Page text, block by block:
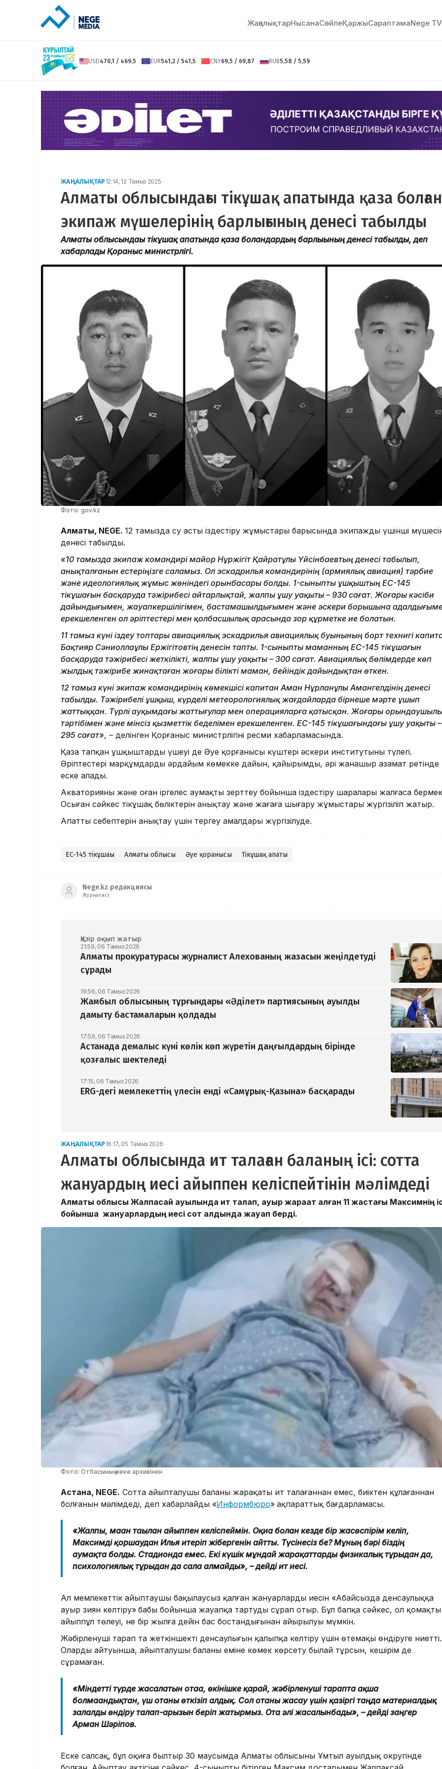
ЖаңалықтарНысанаСөйлeҚаржыСараптамаNege TV
USD470,1 / 469,5 EUR541,2 / 541,5 CNY69,5 / 69,87 RUB5,58 / 5,59
ЖАҢАЛЫҚТАР 12:14, 12 Тамыз 2025
Алматы облысындағы тікұшақ апатында қаза болған
экипаж мүшелерінің барлығының денесі табылды
Алматы облысындағы тікұшақ апатында қаза болғандардың барлығының денесі табылды, деп
хабарлады Қорғаныс министрлігі.
Фото: gov.kz
Алматы, NEGE. 12 тамызда су асты іздестіру жұмыстары барысында экипаждың үшінші
денесі табылды.
«10 тамызда экипаж командирі майор Нұржігіт Қайратұлы Үйсінбаевтың денесі табылып,
анықталғанын естеріңізге саламыз. Ол эскадрилья командирінің (армиялық авиация) тәрбие
және идеологиялық жұмыс жөніндегі орынбасары болды. 1-сыныпты ұшқыштың EC-145
тікұшағын басқаруда тәжірибесі айтарлықтай, жалпы ұшу уақыты – 930 сағат. Жоғары кәсіби
дайындығымен, жауапкершілігімен, бастамашылдығымен және әскери борышына
ерекшеленген ол әріптестері мен қолбасшылық арасында зор құрметке ие болатын.
11 тамыз күні іздеу топтары авиациялық эскадрилья авиациялық буынының борт технигі
Бақтияр Сәниоллаұлы Ержігітовтің денесін тапты. 1-сыныпты маманның EC-145 тікұшағын
басқаруда тәжірибесі жеткілікті, жалпы ұшу уақыты – 300 сағат. Авиациялық бөлімдерде көп
жылдық тәжірибе жинақтаған жоғары білікті маман, бейіндік дайындықтан өткен.
12 тамыз күні экипаж командирінің көмекшісі капитан Аман Нұрланұлы Амангелдінің денесі
табылды. Тәжірибелі ұшқыш, күрделі метеорологиялық жағдайларда бірнеше мәрте ұшып
жаттыққан. Түрлі ауқымдағы жаттығулар мен операцияларға қатысқан. Жоғары
тәртібімен және мінсіз қызметтік беделімен ерекшеленген. EC-145 тікұшағындағы ұшу уақыты –
295 сағат», – делінген Қорғаныс министрлігінің ресми хабарламасында.
Қаза тапқан ұшқыштардың үшеуі де Әуе қорғанысы күштері әскери институтының түлегі.
Әріптестері марқұмдарды әрдайым көмекке дайын, қайырымды, әрі жанашыр азамат ретінде
еске алады.
Акваторияны және оған іргелес аумақты зерттеу бойынша іздестіру шаралары жалғаса
Осыған сәйкес тікұшақ бөліктерін анықтау және жағаға шығару жұмыстары жүргізіліп жатыр.
Апаттың себептерін анықтау үшін тергеу амалдары жүргізілуде.
EC-145 тікұшағы Алматы облысы Әуе қорғанысы Тікұшақ апаты
Nege.kz редакциясы
Журналист
Қазір оқып жатыр
21:59, 06 Тамыз 2026
Алматы прокуратурасы журналист Алехованың жазасын жеңілдетуді
сұрады
19:56, 06 Тамыз 2026
Жамбыл облысының тұрғындары «Әділет» партиясының ауылды
дамыту бастамаларын қолдады
17:59, 06 Тамыз 2026
Астанада демалыс күні көлік көп жүретін даңғылдардың бірінде
қозғалыс шектеледі
17:15, 06 Тамыз 2026
ERG-дегі мемлекеттің үлесін енді «Самұрық-Қазына» басқарады
ЖАҢАЛЫҚТАР 16:17, 05 Тамыз 2026
Алматы облысында ит талаған баланың ісі: сотта
жануардың иесі айыппен келіспейтінін мәлімдеді
Алматы облысы Жалпақсай ауылында ит талап, ауыр жарақат алған 11 жастағы Максимнің
бойынша жануарлардың иесі сот алдында жауап берді.
Фото: Отбасының жеке архивінен
Астана, NEGE. Сотта айыпталушы баланың жарақаты ит талағаннан емес, биіктен құлағаннан
болғанын мәлімдеді, деп хабарлайды «Информбюро» ақпараттық бағдарламасы.
«Жалпы, маған тағылған айыппен келіспеймін. Оқиға болған кезде бір жасөспірім келіп,
Максимді қоршаудан Илья итеріп жібергенін айтты. Түсінесіз бе? Мұның бәрі біздің
аумақта болды. Стадионда емес. Екі күшік мұндай жарақаттарды физикалық тұрғыдан да,
психологиялық тұрғыдан да сала алмайды», – дейді ит иесі.
Ал мемлекеттік айыптаушы бақылаусыз қалған жануарлардың иесін «Абайсызда денсаулыққа
ауыр зиян келтiру» бабы бойынша жауапқа тартуды сұрап отыр. Бұл бапқа сәйкес, ол қомақты
айыппұл төлеуі, не бір жылға дейін бас бостандығынан айырылуы мүмкін.
Жәбірленуші тарап та жеткіншектің денсаулығын қалыпқа келтіру үшін өтемақы өндіруге ниетті.
Олардың айтуынша, айыпталушы баланың еміне көмек көрсету былай тұрсын, кешірім де
сұрамаған.
«Міндетті түрде жасалатын отаға, өкінішке қарай, жәбірленуші тарапта ақша
болмағандықтан, үш отаны өткізіп алдық. Сол отаны жасау үшін қазіргі таңда материалдық
залалды өндіру талап-арызын беріп жатырмыз. Ота әлі жасалынбады», – дейді заңгер
Арман Шәріпов.
Еске салсақ, бұл оқиға былтыр 30 маусымда Алматы облысының Ұмтыл ауылдық округінде